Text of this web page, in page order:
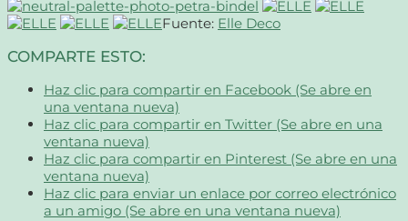
Fuente: Elle Deco
COMPARTE ESTO:
Haz clic para compartir en Facebook (Se abre en
una ventana nueva)
Haz clic para compartir en Twitter (Se abre en una
ventana nueva)
Haz clic para compartir en Pinterest (Se abre en una
ventana nueva)
Haz clic para enviar un enlace por correo electrónico
a un amigo (Se abre en una ventana nueva)